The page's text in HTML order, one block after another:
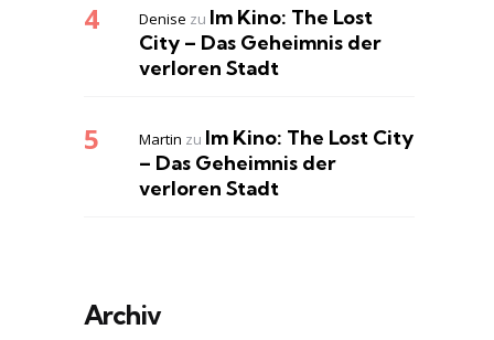
Denise zu Im Kino: The Lost
City – Das Geheimnis der
verloren Stadt
Martin zu Im Kino: The Lost City
– Das Geheimnis der
verloren Stadt
Archiv